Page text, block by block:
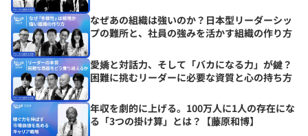
なぜあの組織は強いのか？日本型リーダーシッ
プの難所と、社員の強みを活かす組織の作り方
愛嬌と対話力、そして「バカになる力」が鍵？
困難に挑むリーダーに必要な資質と心の持ち方
年収を劇的に上げる。100万人に1人の存在にな
る「3つの掛け算」とは？【藤原和博】